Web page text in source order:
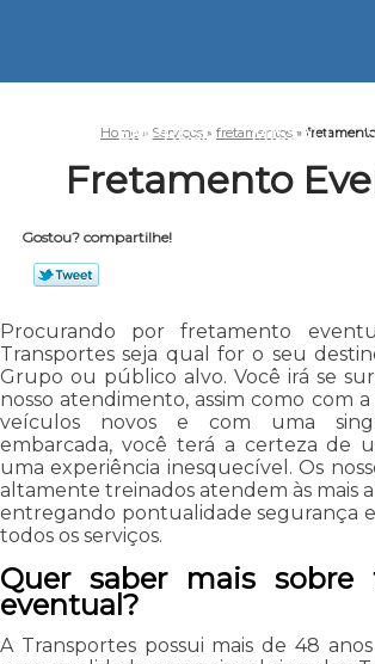
EMPRESA MISSÃO
Home » Serviços » fretamentos »
Fretamento
Gostou? compartilhe!
Procurando por fretamento
Transportes seja qual for o seu
Grupo ou público alvo. Você irá se
nosso atendimento, assim como com a
veículos novos e com uma
embarcada, você terá a certeza de
uma experiência inesquecível. Os
altamente treinados atendem às mais
entregando pontualidade segurança
todos os serviços.
Quer saber mais sobre
eventual?
A Transportes possui mais de 48